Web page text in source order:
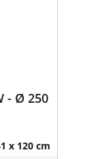
- Ø 250
x 120 cm